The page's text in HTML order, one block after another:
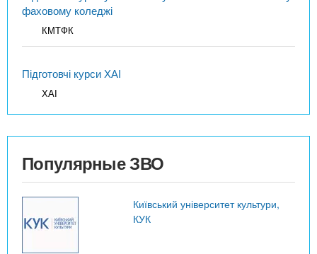
фаховому коледжі
КМТФК
Підготовчі курси ХАІ
ХАІ
Популярные ЗВО
Київський університет культури,
КУК